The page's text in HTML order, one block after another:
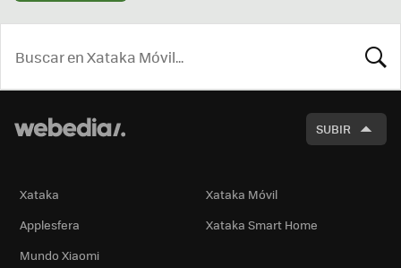
SUBIR
Xataka
Xataka Móvil
Applesfera
Xataka Smart Home
Mundo Xiaomi